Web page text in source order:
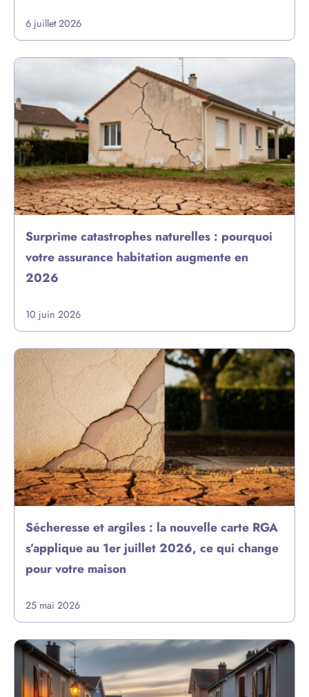
6 juillet 2026
Surprime catastrophes naturelles : pourquoi
votre assurance habitation augmente en
2026
10 juin 2026
Sécheresse et argiles : la nouvelle carte RGA
s’applique au 1er juillet 2026, ce qui change
pour votre maison
25 mai 2026